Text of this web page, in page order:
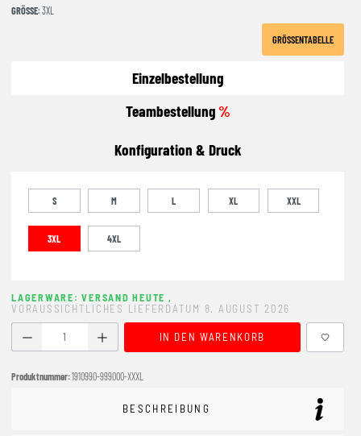
GRÖSSE : 3XL
GRÖSSENTABELLE
Einzelbestellung
Teambestellung%
Konfiguration & Druck
S M L XL XXL
3XL 4XL
LAGERWARE: VERSAND HEUTE ,
VORAUSSICHTLICHES LIEFERDATUM 8. AUGUST 2026
Produkt Anzahl: Gib den gewünschten Wert ein oder
IN DEN WARENKORB
Produktnummer:1910990-999000-XXXL
BESCHREIBUNG